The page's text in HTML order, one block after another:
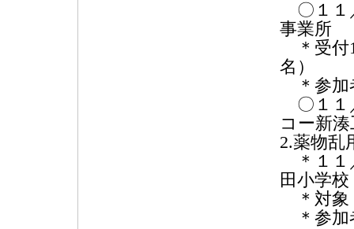
〇１１
事業所
＊受付
名）
＊参
〇１１
コー新
2.薬物乱
＊１１
田小学校
＊対象
＊参